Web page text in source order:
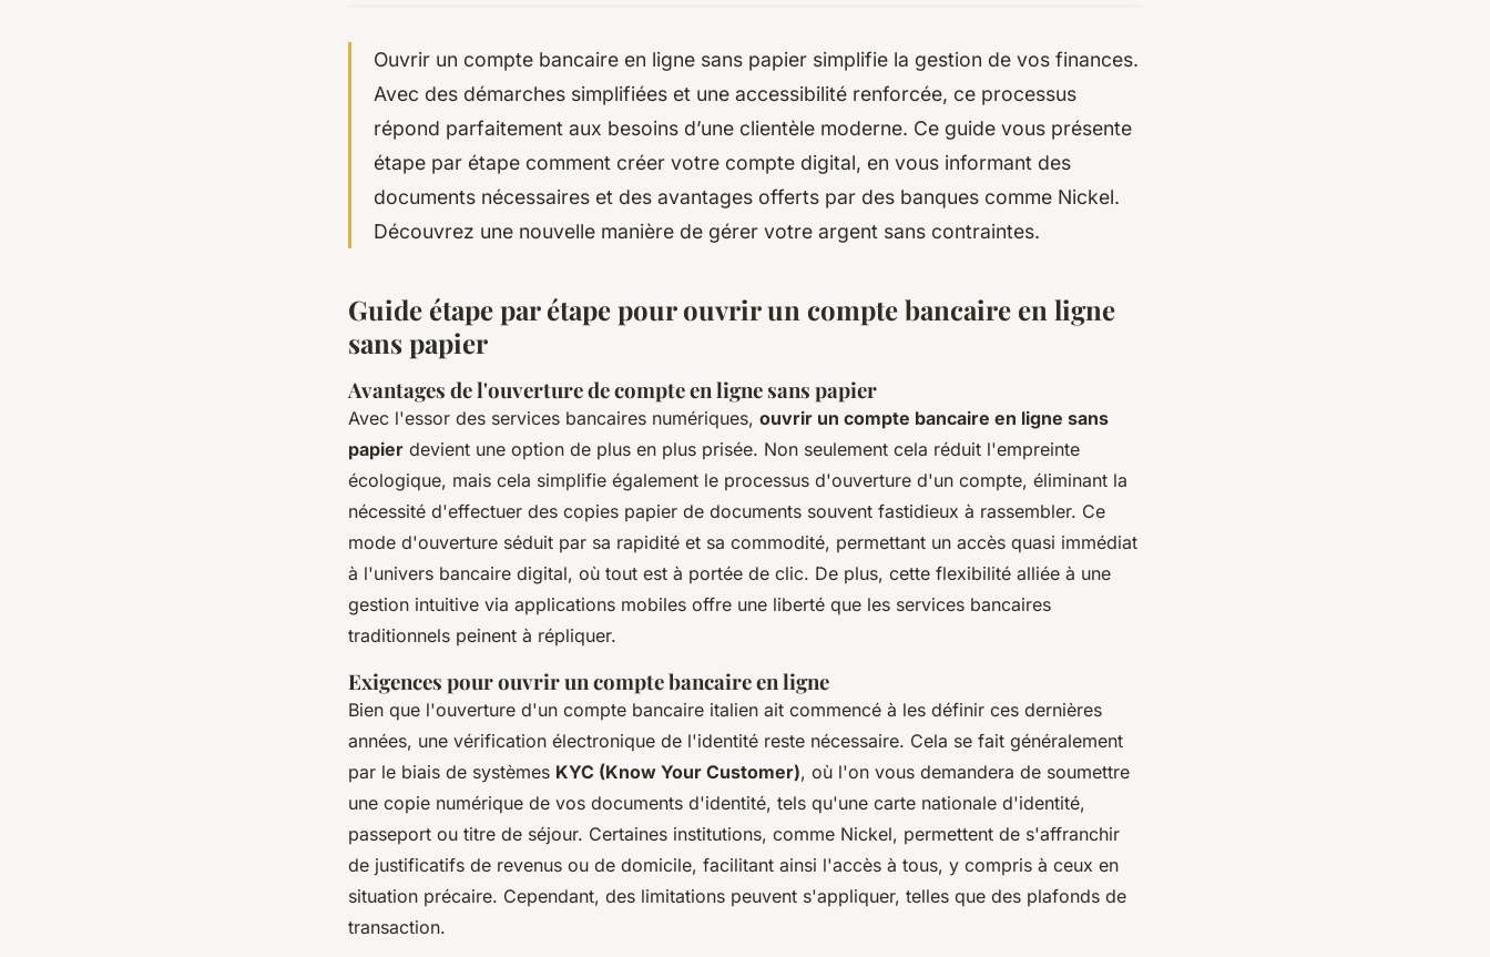
Ouvrir un compte bancaire en ligne sans papier simplifie la gestion de vos finances.
Avec des démarches simplifiées et une accessibilité renforcée, ce processus
répond parfaitement aux besoins d’une clientèle moderne. Ce guide vous présente
étape par étape comment créer votre compte digital, en vous informant des
documents nécessaires et des avantages offerts par des banques comme Nickel.
Découvrez une nouvelle manière de gérer votre argent sans contraintes.
Guide étape par étape pour ouvrir un compte bancaire en ligne
sans papier
Avantages de l'ouverture de compte en ligne sans papier
Avec l'essor des services bancaires numériques, ouvrir un compte bancaire en ligne sans
papier devient une option de plus en plus prisée. Non seulement cela réduit l'empreinte
écologique, mais cela simplifie également le processus d'ouverture d'un compte, éliminant la
nécessité d'effectuer des copies papier de documents souvent fastidieux à rassembler. Ce
mode d'ouverture séduit par sa rapidité et sa commodité, permettant un accès quasi immédiat
à l'univers bancaire digital, où tout est à portée de clic. De plus, cette flexibilité alliée à une
gestion intuitive via applications mobiles offre une liberté que les services bancaires
traditionnels peinent à répliquer.
Exigences pour ouvrir un compte bancaire en ligne
Bien que l'ouverture d'un compte bancaire italien ait commencé à les définir ces dernières
années, une vérification électronique de l'identité reste nécessaire. Cela se fait généralement
par le biais de systèmes KYC (Know Your Customer), où l'on vous demandera de soumettre
une copie numérique de vos documents d'identité, tels qu'une carte nationale d'identité,
passeport ou titre de séjour. Certaines institutions, comme Nickel, permettent de s'affranchir
de justificatifs de revenus ou de domicile, facilitant ainsi l'accès à tous, y compris à ceux en
situation précaire. Cependant, des limitations peuvent s'appliquer, telles que des plafonds de
transaction.